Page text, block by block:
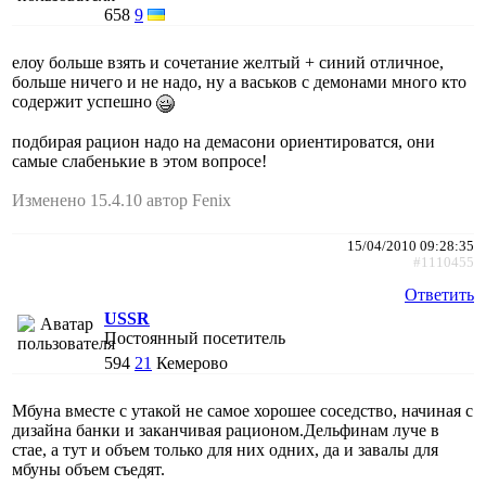
658 9
елоу больше взять и сочетание желтый + синий отличное,
больше ничего и не надо, ну а васьков с демонами много кто
содержит успешно
подбирая рацион надо на демасони ориентироватся, они
самые слабенькие в этом вопросе!
Изменено 15.4.10 автор Fenix
15/04/2010 09:28:35
#1110455
Ответить
USSR
Постоянный посетитель
594 21 Кемерово
Мбуна вместе с утакой не самое хорошее соседство, начиная с
дизайна банки и заканчивая рационом.Дельфинам луче в
стае, а тут и объем только для них одних, да и завалы для
мбуны объем съедят.